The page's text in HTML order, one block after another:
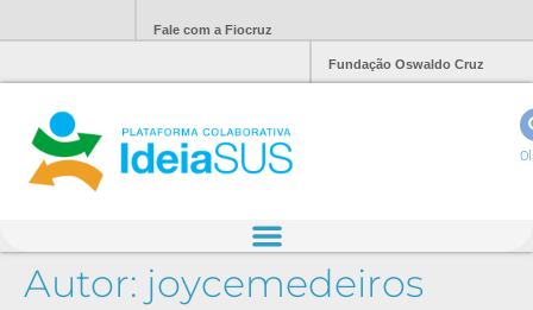
Fale com a Fiocruz
Fundação Oswaldo Cruz
Autor: joycemedeiros